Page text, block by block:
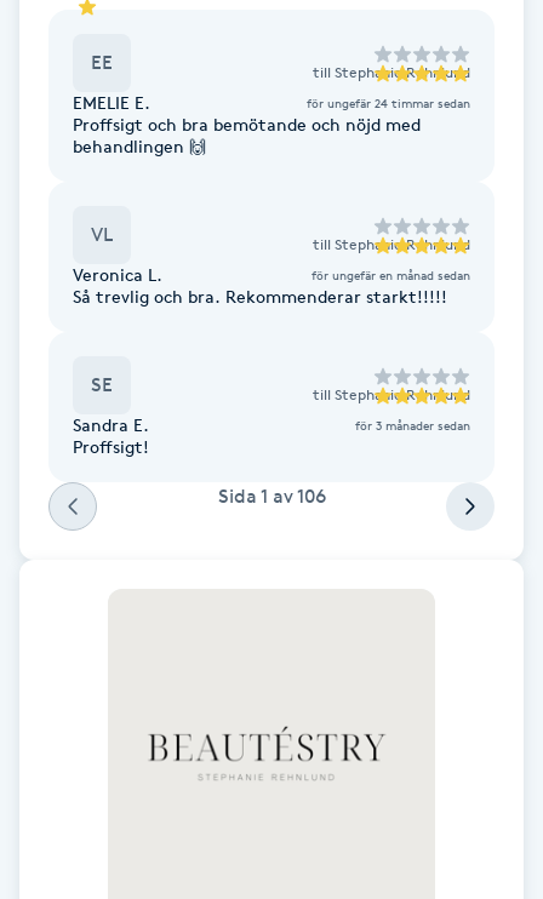
Diamantslipning
Enzympeeling
Extensions borttagning
Face framing
Faceliftmassage
Fet hårbotten
EE till Stephanie Rehnlund
EMELIE E. för ungefär 24 timmar sedan
Proffsigt och bra bemötande och nöjd med
behandlingen 🙌
VL till Stephanie Rehnlund
Veronica L. för ungefär en månad sedan
Så trevlig och bra. Rekommenderar starkt!!!!!
SE till Stephanie Rehnlund
Sandra E. för 3 månader sedan
Proffsigt!
Sida 1 av106